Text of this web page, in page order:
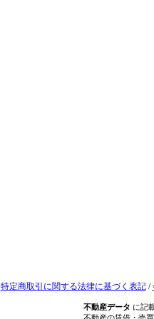
特定商取引に関する法律に基づく表記/
不動産データ に記